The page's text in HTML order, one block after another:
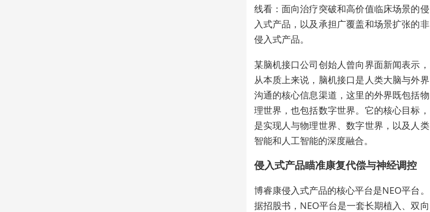
线看：面向治疗突破和高价值临床场景的侵
入式产品，以及承担广覆盖和场景扩张的非
侵入式产品。
某脑机接口公司创始人曾向界面新闻表示，
从本质上来说，脑机接口是人类大脑与外界
沟通的核心信息渠道，这里的外界既包括物
理世界，也包括数字世界。它的核心目标，
是实现人与物理世界、数字世界，以及人类
智能和人工智能的深度融合。
侵入式产品瞄准康复代偿与神经调控
博睿康侵入式产品的核心平台是NEO平台。
据招股书，NEO平台是一套长期植入、双向